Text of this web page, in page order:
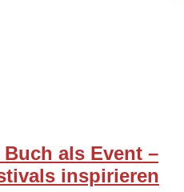
als Event –
inspirieren